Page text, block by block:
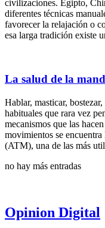
civilizaciones. Egipto,
diferentes técnicas
favorecer la relajación o
esa larga tradición existe
La salud de la
Hablar, masticar,
habituales que rara vez
mecanismos que las
movimientos se
(ATM), una de las más
no hay más entradas
Opinion Digital